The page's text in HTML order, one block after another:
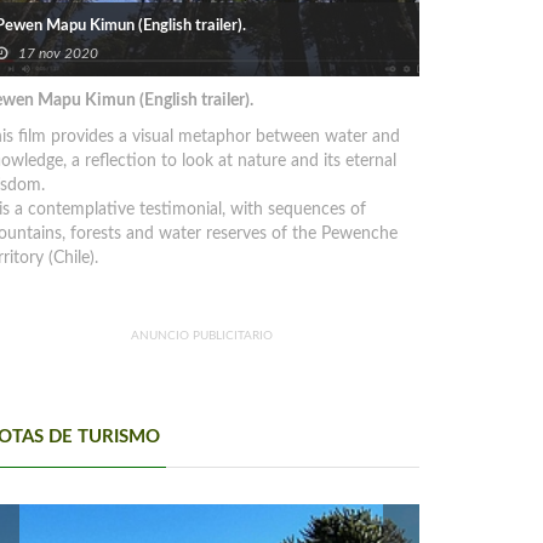
Mapu Kimun (English trailer).
17 nov 2020
Mapu Kimun (English trailer).
film provides a visual metaphor between water and
a reflection to look at nature and its eternal
a contemplative testimonial, with sequences of
forests and water reserves of the Pewenche
(Chile).
ANUNCIO PUBLICITARIO
DE TURISMO